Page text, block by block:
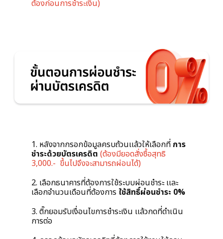
ต้องก่อนการชำระเงิน)
1. หลังจากกรอกข้อมูลครบถ้วนเเล้วให้เลือกที่ การ
ชำระด้วยบัตรเครดิต (ต้องมียอดสั่งซื้อสุทธิ
3,000.- ขึ้นไปจึงจะสามารถผ่อนได้)
2. เลือกธนาคารที่ต้องการใช้ระบบผ่อนชำระ เเละ
เลือกจำนวนเดือนที่ต้องการ ใช้สิทธิ์ผ่อนชำระ 0%
3. ติ๊กยอมรับเงื่อนไขการชำระเงิน เเล้วกดที่ดำเนิน
การต่อ